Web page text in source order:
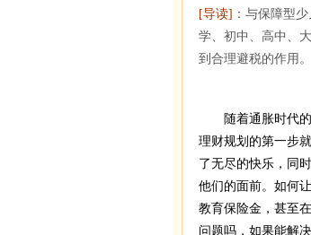
[导读] ：与保障型
学、初中、高中、
到合理避税的作用。
随着通胀时代的
理财规划的第一步
了无尽的快乐，同
他们的面前。如何
教育保险金，甚至
问题吗，如果能解